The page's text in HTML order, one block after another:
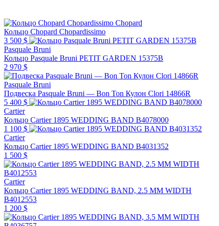
Chopard
Кольцо Chopard Chopardissimo
3 500 $
Pasquale Bruni
Кольцо Pasquale Bruni PETIT GARDEN 15375B
2 970 $
Pasquale Bruni
Подвеска Pasquale Bruni — Bon Ton Кулон Clori 14866R
5 400 $
Cartier
Кольцо Cartier 1895 WEDDING BAND B4078000
1 100 $
Cartier
Кольцо Cartier 1895 WEDDING BAND B4031352
1 500 $
Cartier
Кольцо Cartier 1895 WEDDING BAND, 2.5 MM WIDTH
B4012553
1 200 $